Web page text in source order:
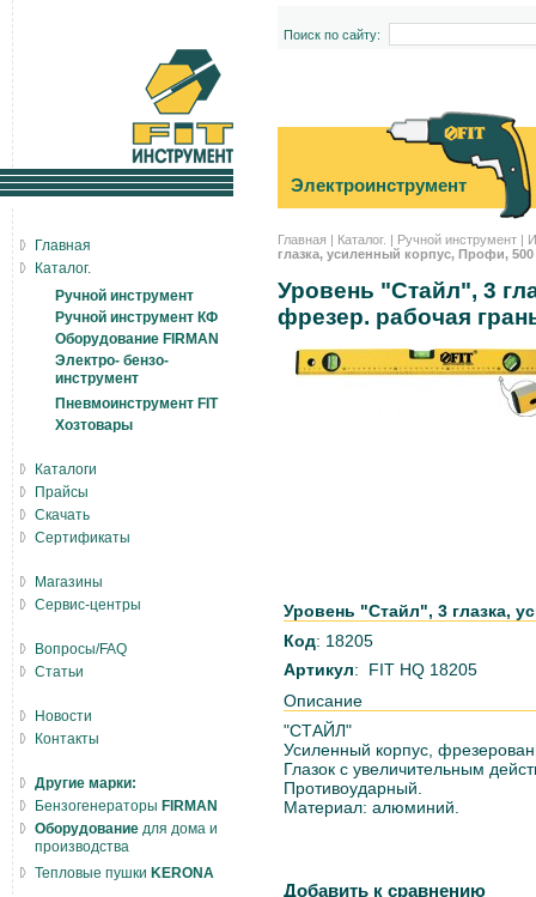
Поиск по сайту:
Электроинструмент
Главная | Каталог. | Ручной инструмент |
глазка, усиленный корпус, Профи, 500
Уровень "Стайл", 3
фрезер. рабочая
Уровень "Стайл", 3 глазка,
Код: 18205
Артикул: FIT HQ 18205
Описание
"СТАЙЛ"
Усиленный корпус,
Глазок с увеличительным
Противоударный.
Материал: алюминий.
Добавить к сравнению
Главная
Каталог.
Ручной инструмент
Ручной инструмент КФ
Оборудование FIRMAN
Электро- бензо-
инструмент
Пневмоинструмент FIT
Хозтовары
Каталоги
Прайсы
Скачать
Сертификаты
Магазины
Сервис-центры
Вопросы/FAQ
Статьи
Новости
Контакты
Другие марки:
Бензогенераторы FIRMAN
Оборудование для дома и
производства
Тепловые пушки KERONA